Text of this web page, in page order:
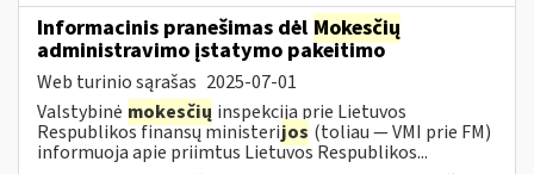
Informacinis pranešimas dėl Mokesčių
administravimo įstatymo pakeitimo
Web turinio sąrašas 2025-07-01
Valstybinė mokesčių inspekcija prie Lietuvos
Respublikos finansų ministerijos (toliau — VMI prie FM)
informuoja apie priimtus Lietuvos Respublikos...